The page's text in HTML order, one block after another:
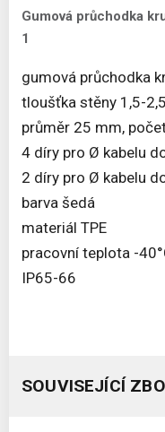
Gumová průchodka
1
gumová průchodka
tloušťka stěny 1,5-
průměr 25 mm,
4 díry pro Ø kabelu
2 díry pro Ø kabelu
barva šedá
materiál TPE
pracovní teplota -
IP65-66
SOUVISEJÍCÍ